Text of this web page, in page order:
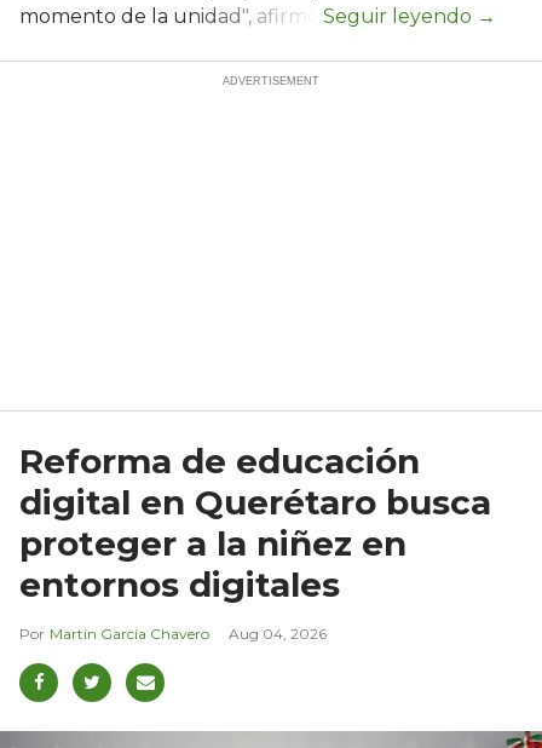
momento de la unidad", afirmó.
Reforma de educación
digital en Querétaro busca
proteger a la niñez en
entornos digitales
Martín García Chavero Aug 04, 2026